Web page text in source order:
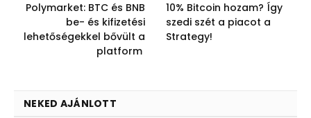
Polymarket: BTC és BNB
be- és kifizetési
lehetőségekkel bővült a
platform
10% Bitcoin hozam? Így
szedi szét a piacot a
Strategy!
NEKED AJÁNLOTT